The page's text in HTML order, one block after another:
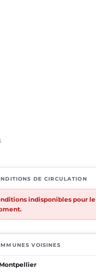
DE CIRCULATION
indisponibles pour le
VOISINES
Montpellier